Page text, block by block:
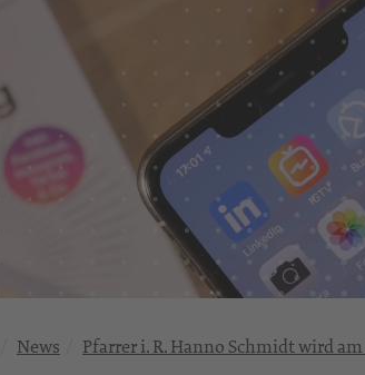
News Pfarrer i. R. Hanno Schmidt wird